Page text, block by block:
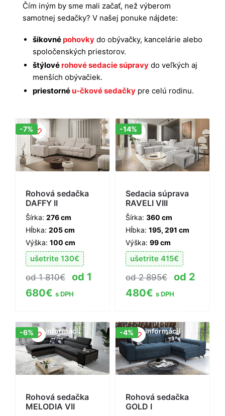
Čím iným by sme mali začať, než výberom
samotnej sedačky? V našej ponuke nájdete:
šikovnépohovky do obývačky, kancelárie alebo
spoločenských priestorov.
štýlovérohové sedacie súpravy do veľkých aj
menších obývačiek.
priestornéu-čkové sedačky pre celú rodinu.
Zľava!
-7%
Rohová sedačka
DAFFY II
Šírka: 276 cm
Hĺbka: 205 cm
Výška: 100 cm
ušetrite 130€
1 810€
1
680€ s DPH
informácií
Zľava!
-14%
Sedacia súprava
RAVELI VIII
Šírka: 360 cm
Hĺbka: 195, 291 cm
Výška: 99 cm
ušetrite 415€
2 895€
2
480€ s DPH
informácií
Zľava!
-6%
Rohová sedačka
MELODIA VII
Zľava!
-4%
Rohová sedačka
GOLD I